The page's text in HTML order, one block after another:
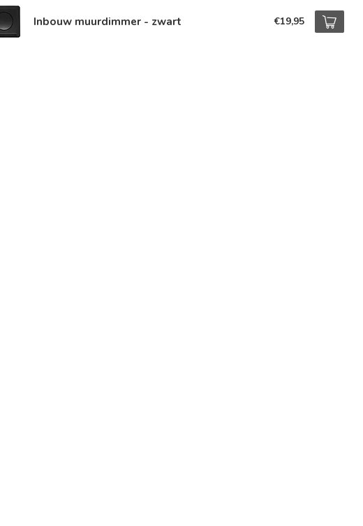
Inbouw muurdimmer - zwart €19,95